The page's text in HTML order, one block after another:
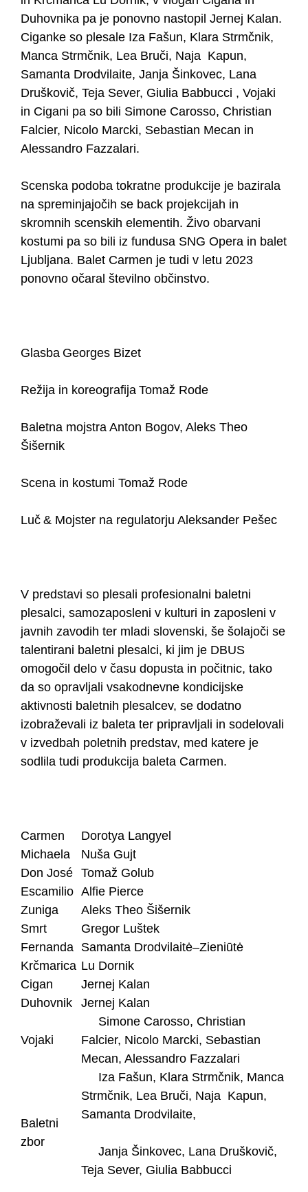
Duhovnika pa je ponovno nastopil Jernej Kalan.
Ciganke so plesale Iza Fašun, Klara Strmčnik,
Manca Strmčnik, Lea Bruči, Naja Kapun,
Samanta Drodvilaite, Janja Šinkovec, Lana
Druškovič, Teja Sever, Giulia Babbucci , Vojaki
in Cigani pa so bili Simone Carosso, Christian
Falcier, Nicolo Marcki, Sebastian Mecan in
Alessandro Fazzalari.
Scenska podoba tokratne produkcije je bazirala
na spreminjajočih se back projekcijah in
skromnih scenskih elementih. Živo obarvani
kostumi pa so bili iz fundusa SNG Opera in balet
Ljubljana. Balet Carmen je tudi v letu 2023
ponovno očaral številno občinstvo.
Glasba Georges Bizet
Režija in koreografija Tomaž Rode
Baletna mojstra Anton Bogov, Aleks Theo
Šišernik
Scena in kostumi Tomaž Rode
Luč & Mojster na regulatorju Aleksander Pešec
V predstavi so plesali profesionalni baletni
plesalci, samozaposleni v kulturi in zaposleni v
javnih zavodih ter mladi slovenski, še šolajoči se
talentirani baletni plesalci, ki jim je DBUS
omogočil delo v času dopusta in počitnic, tako
da so opravljali vsakodnevne kondicijske
aktivnosti baletnih plesalcev, se dodatno
izobraževali iz baleta ter pripravljali in sodelovali
v izvedbah poletnih predstav, med katere je
sodlila tudi produkcija baleta Carmen.
Carmen
Dorotya Langyel
Michaela
Nuša Gujt
Don José Tomaž Golub
Escamilio Alfie Pierce
Zuniga
Aleks Theo Šišernik
Smrt
Gregor Luštek
Fernanda Samanta Drodvilaitė–Zieniūtė
Krčmarica Lu Dornik
Cigan
Jernej Kalan
Duhovnik
Jernej Kalan
Vojaki
Simone Carosso, Christian
Falcier, Nicolo Marcki, Sebastian
Mecan, Alessandro Fazzalari
Baletni
zbor
Iza Fašun, Klara Strmčnik, Manca
Strmčnik, Lea Bruči, Naja Kapun,
Samanta Drodvilaite,
Janja Šinkovec, Lana Druškovič,
Teja Sever, Giulia Babbucci